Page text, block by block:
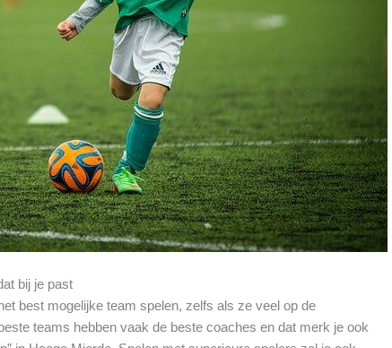
bij je past
best mogelijke team spelen, zelfs als ze veel op de
teams hebben vaak de beste coaches en dat merk je ook